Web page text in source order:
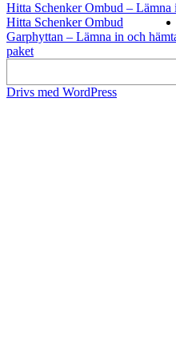
Hitta Schenker Ombud – Lämna
Hitta Schenker Ombud
Garphyttan – Lämna in och
paket
Drivs med WordPress